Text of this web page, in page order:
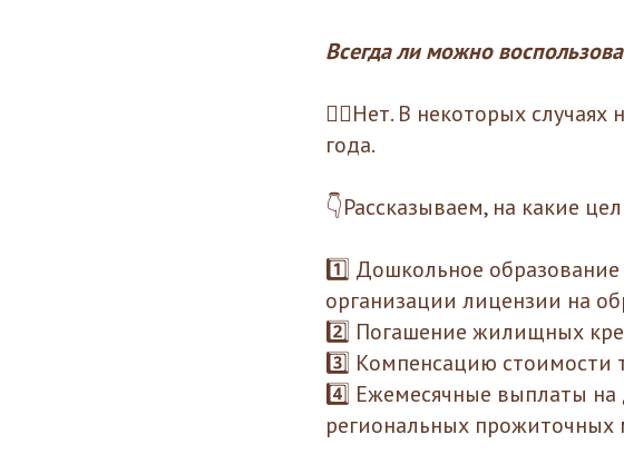
Всегда ли можно
🙅‍♀️Нет. В некоторых
года.
👇Рассказываем, на какие
1️⃣ Дошкольное
организации лицензии на
2️⃣ Погашение жилищных
3️⃣ Компенсацию стоимости
4️⃣ Ежемесячные выплаты на
региональных